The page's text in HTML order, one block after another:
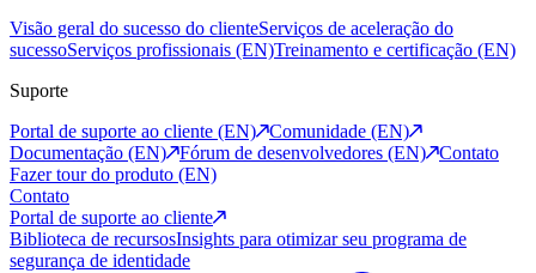
Visão geral do sucesso do clienteServiços de aceleração do
sucessoServiços profissionais (EN)Treinamento e certificação (EN)
Suporte
Portal de suporte ao cliente (EN)
Comunidade (EN)
Documentação (EN)
Fórum de desenvolvedores (EN)
Contato
Fazer tour do produto (EN)
Contato
Portal de suporte ao cliente
Biblioteca de recursosInsights para otimizar seu programa de
segurança de identidade